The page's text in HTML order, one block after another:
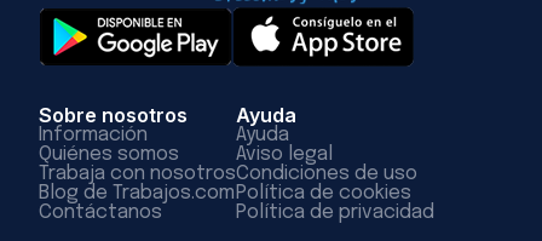
Sobre nosotros
Información
Quiénes somos
Trabaja con nosotros
Blog de Trabajos.com
Contáctanos
Ayuda
Ayuda
Aviso legal
Condiciones de uso
Política de cookies
Política de privacidad